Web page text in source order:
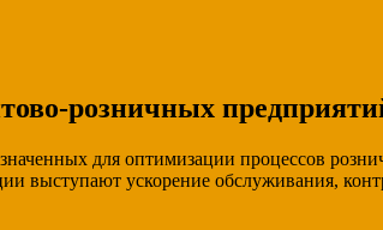
розничных
для оптимизации процессов
выступают ускорение обслуживания,